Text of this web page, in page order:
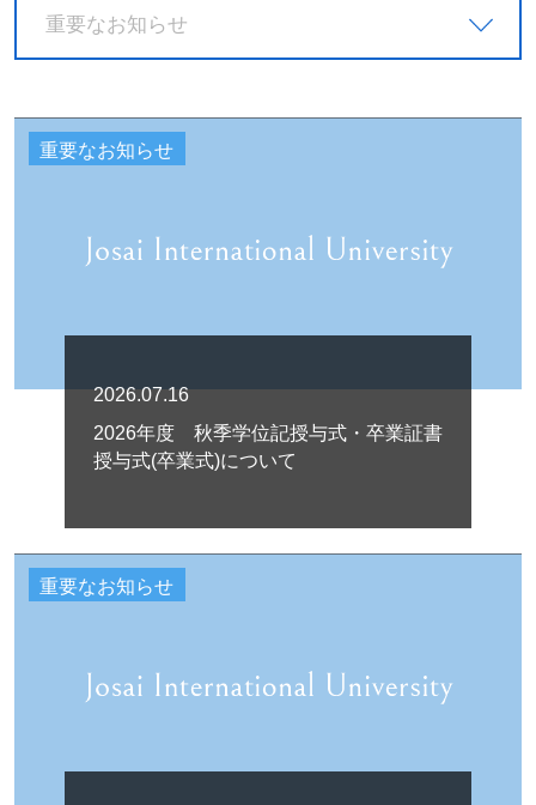
重要なお知らせ
重要なお知らせ
2026.07.16
2026年度 秋季学位記授与式・卒業証書
授与式(卒業式)について
重要なお知らせ